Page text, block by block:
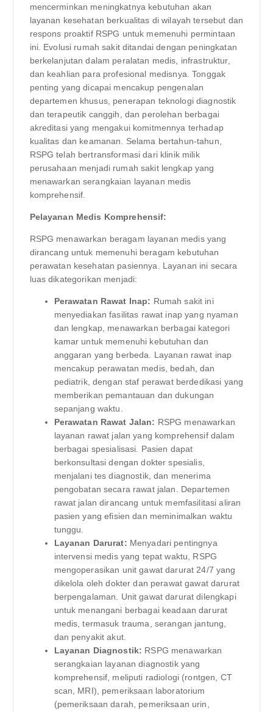
mencerminkan meningkatnya kebutuhan akan
layanan kesehatan berkualitas di wilayah tersebut dan
respons proaktif RSPG untuk memenuhi permintaan
ini. Evolusi rumah sakit ditandai dengan peningkatan
berkelanjutan dalam peralatan medis, infrastruktur,
dan keahlian para profesional medisnya. Tonggak
penting yang dicapai mencakup pengenalan
departemen khusus, penerapan teknologi diagnostik
dan terapeutik canggih, dan perolehan berbagai
akreditasi yang mengakui komitmennya terhadap
kualitas dan keamanan. Selama bertahun-tahun,
RSPG telah bertransformasi dari klinik milik
perusahaan menjadi rumah sakit lengkap yang
menawarkan serangkaian layanan medis
komprehensif.
Pelayanan Medis Komprehensif:
RSPG menawarkan beragam layanan medis yang
dirancang untuk memenuhi beragam kebutuhan
perawatan kesehatan pasiennya. Layanan ini secara
luas dikategorikan menjadi:
Perawatan Rawat Inap: Rumah sakit ini
menyediakan fasilitas rawat inap yang nyaman
dan lengkap, menawarkan berbagai kategori
kamar untuk memenuhi kebutuhan dan
anggaran yang berbeda. Layanan rawat inap
mencakup perawatan medis, bedah, dan
pediatrik, dengan staf perawat berdedikasi yang
memberikan pemantauan dan dukungan
sepanjang waktu.
Perawatan Rawat Jalan: RSPG menawarkan
layanan rawat jalan yang komprehensif dalam
berbagai spesialisasi. Pasien dapat
berkonsultasi dengan dokter spesialis,
menjalani tes diagnostik, dan menerima
pengobatan secara rawat jalan. Departemen
rawat jalan dirancang untuk memfasilitasi aliran
pasien yang efisien dan meminimalkan waktu
tunggu.
Layanan Darurat: Menyadari pentingnya
intervensi medis yang tepat waktu, RSPG
mengoperasikan unit gawat darurat 24/7 yang
dikelola oleh dokter dan perawat gawat darurat
berpengalaman. Unit gawat darurat dilengkapi
untuk menangani berbagai keadaan darurat
medis, termasuk trauma, serangan jantung,
dan penyakit akut.
Layanan Diagnostik: RSPG menawarkan
serangkaian layanan diagnostik yang
komprehensif, meliputi radiologi (rontgen, CT
scan, MRI), pemeriksaan laboratorium
(pemeriksaan darah, pemeriksaan urin,